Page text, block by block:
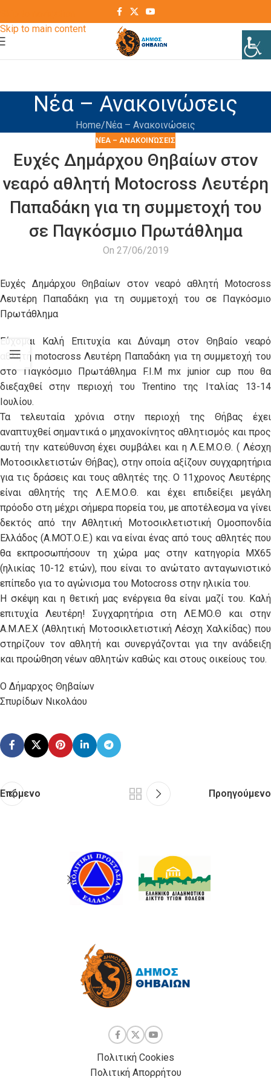
Skip to main content
Νέα – Ανακοινώσεις
Home Νέα – Ανακοινώσεις
ΝΈΑ – ΑΝΑΚΟΙΝΏΣΕΙΣ
Ευχές Δημάρχου Θηβαίων στον
νεαρό αθλητή Motocross Λευτέρη
Παπαδάκη για τη συμμετοχή του
σε Παγκόσμιο Πρωτάθλημα
On 27/06/2019
Ευχές Δημάρχου Θηβαίων στον νεαρό αθλητή Motocross
Λευτέρη Παπαδάκη για τη συμμετοχή του σε Παγκόσμιο
Πρωτάθλημα
Εύχομαι Καλή Επιτυχία και Δύναμη στον Θηβαίο νεαρό
αθλητή motocross Λευτέρη Παπαδάκη για τη συμμετοχή του
στο Παγκόσμιο Πρωτάθλημα F.I.M mx junior cup που θα
διεξαχθεί στην περιοχή του Trentino της Ιταλίας 13-14
Ιουλίου.
Τα τελευταία χρόνια στην περιοχή της Θήβας έχει
αναπτυχθεί σημαντικά ο μηχανοκίνητος αθλητισμός και προς
αυτή την κατεύθυνση έχει συμβάλει και η Λ.Ε.Μ.Ο.Θ. ( Λέσχη
Μοτοσικλετιστών Θήβας), στην οποία αξίζουν συγχαρητήρια
για τις δράσεις και τους αθλητές της. Ο 11χρονος Λευτέρης
είναι αθλητής της Λ.Ε.Μ.Ο.Θ. και έχει επιδείξει μεγάλη
πρόοδο στη μέχρι σήμερα πορεία του, με αποτέλεσμα να γίνει
δεκτός από την Αθλητική Μοτοσικλετιστική Ομοσπονδία
Ελλάδος (Α.ΜΟΤ.Ο.Ε.) και να είναι ένας από τους αθλητές που
θα εκπροσωπήσουν τη χώρα μας στην κατηγορία MX65
(ηλικίας 10-12 ετών), που είναι το ανώτατο ανταγωνιστικό
επίπεδο για το αγώνισμα του Motocross στην ηλικία του.
Η σκέψη και η θετική μας ενέργεια θα είναι μαζί του. Καλή
επιτυχία Λευτέρη! Συγχαρητήρια στη ΛΕ.ΜΟ.Θ και στην
Α.Μ.ΛΕ.X (Aθλητική Μοτοσικλετιστική Λέσχη Χαλκίδας) που
στηρίζουν τον αθλητή και συνεργάζονται για την ανάδειξη
και προώθηση νέων αθλητών καθώς και στους οικείους του.
Ο Δήμαρχος Θηβαίων
Σπυρίδων Νικολάου
Επόμενο Προηγούμενο
Πολιτική Cookies
Πολιτική Απορρήτου